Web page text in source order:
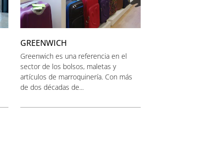
GREENWICH
Greenwich es una referencia en el
sector de los bolsos, maletas y
artículos de marroquinería. Con más
de dos décadas de...